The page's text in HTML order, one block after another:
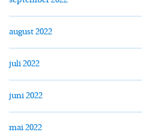
august 2022
juli 2022
juni 2022
mai 2022